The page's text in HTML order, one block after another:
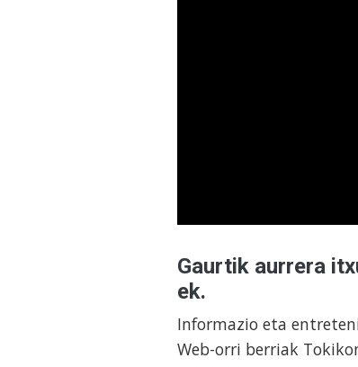
Gaurtik aurrera
ek.
Informazio eta
Web-orri berriak